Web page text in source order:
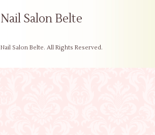
Nail Salon Belte
Nail Salon Belte. All Rights Reserved.